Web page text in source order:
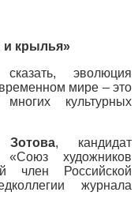
и крылья»
эволюция
мире – это
культурных
, кандидат
художников
член Российской
журнала